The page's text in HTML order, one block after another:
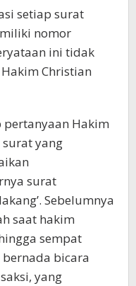
setiap surat
nomor
ini tidak
Christian
Hakim
yang
surat
Sebelumnya
saat hakim
sempat
bicara
yang